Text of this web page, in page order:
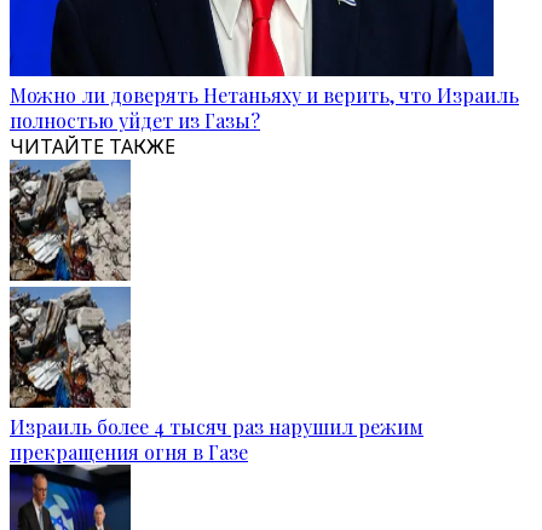
Можно ли доверять Нетаньяху и верить, что Израиль
полностью уйдет из Газы?
ЧИТАЙТЕ ТАКЖЕ
Израиль более 4 тысяч раз нарушил режим
прекращения огня в Газе